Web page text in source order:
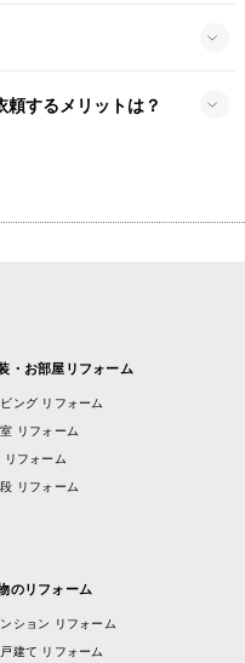
頼するメリットは？
・お部屋リフォーム
ング リフォーム
リフォーム
リフォーム
リフォーム
のリフォーム
ション リフォーム
建て リフォーム